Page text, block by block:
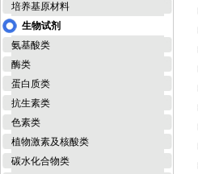
培养基原材料
生物试剂
氨基酸类
酶类
蛋白质类
抗生素类
色素类
植物激素及核酸类
碳水化合物类